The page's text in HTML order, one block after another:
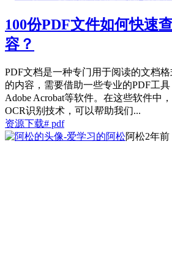
100份PDF文件如何快速
容？
PDF文档是一种专门用于阅读的文档
的内容，需要借助一些专业的PDF工具
Adobe Acrobat等软件。在这些软件中
OCR识别技术，可以帮助我们...
资源下载# pdf
阿松2年前